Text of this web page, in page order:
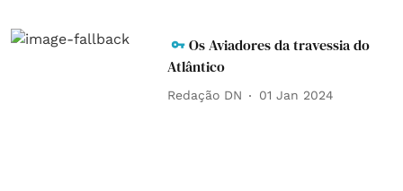
Os Aviadores da travessia do
Atlântico
Redação DN 01 Jan 2024